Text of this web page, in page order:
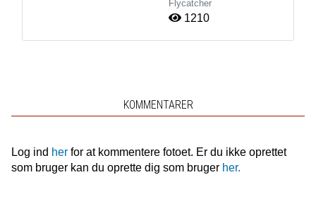
Flycatcher
1210
KOMMENTARER
Log ind herfor at kommentere fotoet. Er du ikke oprettet
som bruger kan du oprette dig som bruger her.